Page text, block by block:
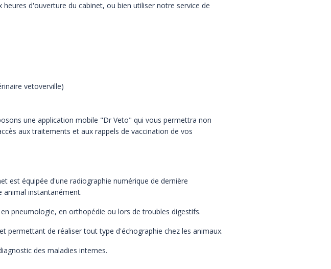
d'ouverture du cabinet, ou bien utiliser notre service de
vetoverville)
une application mobile "Dr Veto" qui vous permettra non
aux traitements et aux rappels de vaccination de vos
est équipée d'une radiographie numérique de dernière
animal instantanément.
pneumologie, en orthopédie ou lors de troubles digestifs.
permettant de réaliser tout type d'échographie chez les animaux.
des maladies internes.